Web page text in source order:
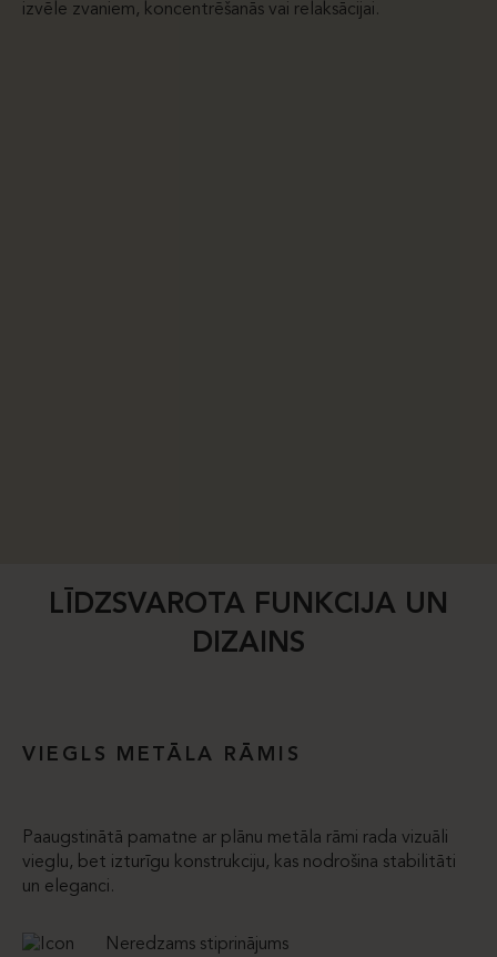
izvēle zvaniem, koncentrēšanās vai relaksācijai.
LĪDZSVAROTA FUNKCIJA UN
DIZAINS
VIEGLS METĀLA RĀMIS
Paaugstinātā pamatne ar plānu metāla rāmi rada vizuāli
vieglu, bet izturīgu konstrukciju, kas nodrošina stabilitāti
un eleganci.
Neredzams stiprinājums